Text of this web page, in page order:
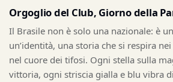
Orgoglio del Club, Giorno della
Il Brasile non è solo una nazionale: è
un’identità, una storia che si respira
nel cuore dei tifosi. Ogni stella sulla
vittoria, ogni striscia gialla e blu vibra